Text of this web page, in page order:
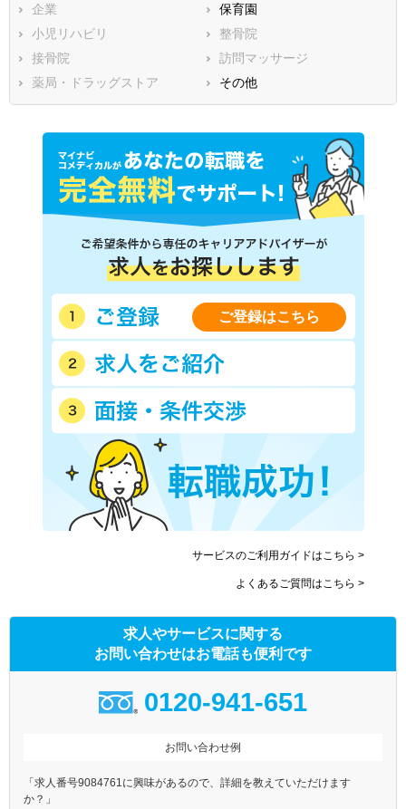
熊本県
鹿児島県
企業
保育園
小児リハビリ
整骨院
接骨院
訪問マッサージ
薬局・ドラッグストア
その他
ご登録はこちら
サービスのご利用ガイドはこちら >
よくあるご質問はこちら >
求人やサービスに関する
お問い合わせはお電話も便利です
0120-941-651
お問い合わせ例
「求人番号9084761に興味があるので、詳細を教えていただけます
か？」